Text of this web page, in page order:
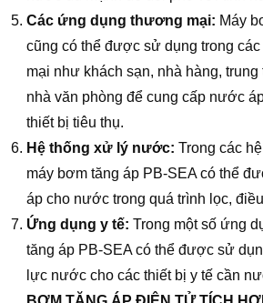
Các ứng dụng thương mại: Máy
cũng có thể được sử dụng trong
mại như khách sạn, nhà hàng, trung
nhà văn phòng để cung cấp nước
thiết bị tiêu thụ.
Hệ thống xử lý nước: Trong các
máy bơm tăng áp PB-SEA có thể
áp cho nước trong quá trình lọc,
Ứng dụng y tế: Trong một số ứng
tăng áp PB-SEA có thể được sử
lực nước cho các thiết bị y tế cần